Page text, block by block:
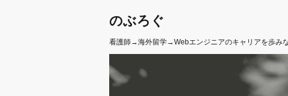
のぶろぐ
看護師→海外留学→Webエンジニアのキャリアを歩み